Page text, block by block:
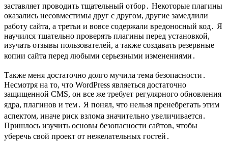
заставляет проводить тщательный отбор․ Некоторые плагины
оказались несовместимы друг с другом, другие замедлили
работу сайта, а третьи и вовсе содержали вредоносный код․ Я
научился тщательно проверять плагины перед установкой,
изучать отзывы пользователей, а также создавать резервные
копии сайта перед любыми серьезными изменениями․
Также меня достаточно долго мучила тема безопасности․
Несмотря на то, что WordPress являеться достаточно
защищенной CMS, он все же требует регулярного обновления
ядра, плагинов и тем․ Я понял, что нельзя пренебрегать этим
аспектом, иначе риск взлома значительно увеличивается․
Пришлось изучить основы безопасности сайтов, чтобы
уберечь свой проект от нежелательных гостей․